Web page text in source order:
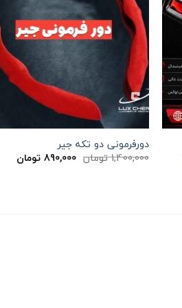
دورفرمونی دو تکه جیر
1,400,000 تومان قیمت
اصلی
890,000 تومانقیمت
فعلی